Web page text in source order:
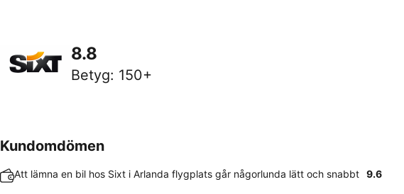
8.8
Betyg: 150+
Kundomdömen
Att lämna en bil hos Sixt i Arlanda flygplats går någorlunda lätt och snabbt 9.6